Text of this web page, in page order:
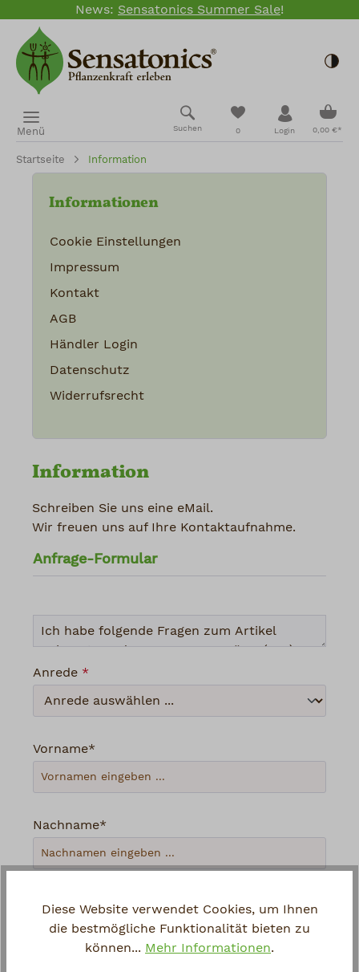
Zum Hauptinhalt springen
News: Sensatonics Summer Sale!
Menü Suchen 0
Du hast 0
Login 0,00 €*
Startseite Information
Informationen
Cookie Einstellungen
Impressum
Kontakt
AGB
Händler Login
Datenschutz
Widerrufsrecht
Information
Schreiben Sie uns eine eMail.
Wir freuen uns auf Ihre Kontaktaufnahme.
Anfrage-Formular
Anrede *
Vorname*
Nachname*
Diese Website verwendet Cookies, um Ihnen
die bestmögliche Funktionalität bieten zu
können... Mehr Informationen.